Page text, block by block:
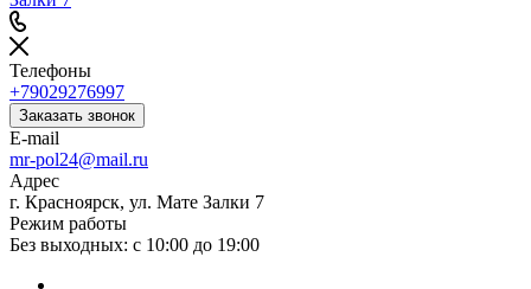
Телефоны
+79029276997
Заказать звонок
E-mail
mr-pol24@mail.ru
Адрес
г. Красноярск, ул. Мате Залки 7
Режим работы
Без выходных: с 10:00 до 19:00